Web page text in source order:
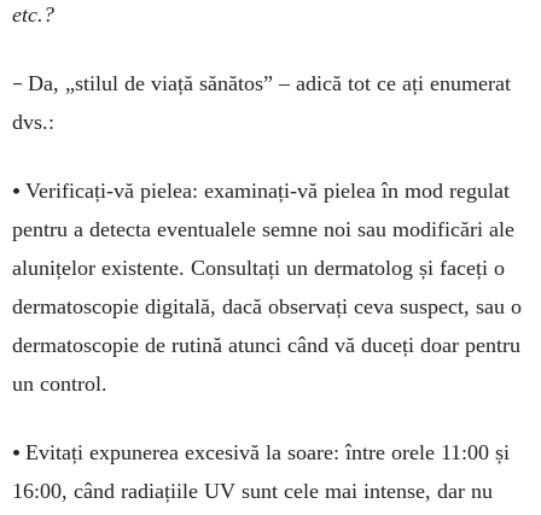
etc.?
– Da, „stilul de viață sănătos” – adică tot ce ați enumerat
dvs.:
• Verificați-vă pie­lea: examinați-vă pielea în mod regulat
pentru a detecta eventualele semne noi sau modificări ale
alunițelor existente. Consultați un dermatolog și faceți o
dermatoscopie digitală, dacă observați ce­va suspect, sau o
dermatoscopie de rutină atunci când vă duceți doar pentru
un control.
• Evitați expunerea excesivă la soare: între orele 11:00 și
16:00, când radiațiile UV sunt cele mai intense, dar nu